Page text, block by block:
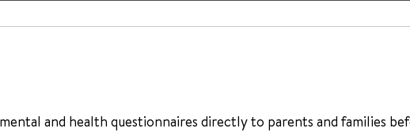
and health questionnaires directly to parents and families